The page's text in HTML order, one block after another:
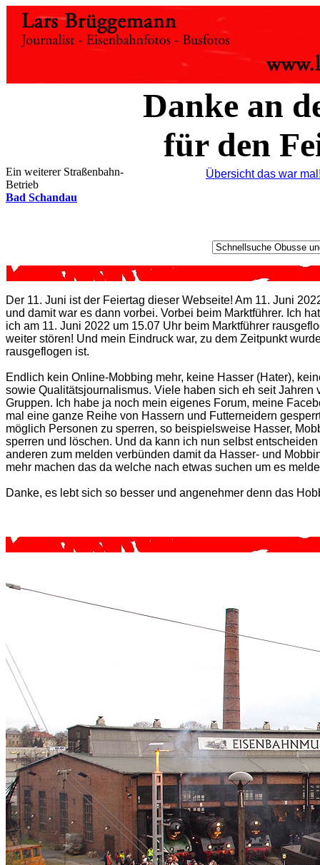
Danke an
für den
Ein weiterer Straßenbahn-
Betrieb
Bad Schandau
Übersicht das war
Der 11. Juni ist der Feiertag dieser Webseite! Am 11. Juni
und damit war es dann vorbei. Vorbei beim Marktführer. Ich
ich am 11. Juni 2022 um 15.07 Uhr beim Marktführer
weiter stören! Und mein Eindruck war, zu dem Zeitpunkt
rausgeflogen ist.
Endlich kein Online-Mobbing mehr, keine Hasser (Hater),
sowie Qualitätsjournalismus. Viele haben sich eh seit
Gruppen. Ich habe ja noch mein eigenes Forum, meine
mal eine ganze Reihe von Hassern und Futterneidern
möglich Personen zu sperren, so beispielsweise Hasser,
sperren und löschen. Und da kann ich nun selbst
anderen zum melden verbünden damit da Hasser- und
mehr machen das da welche nach etwas suchen um es
Danke, es lebt sich so besser und angenehmer denn das